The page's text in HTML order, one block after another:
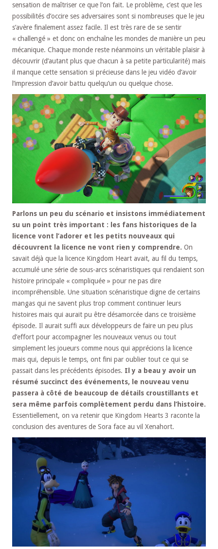
sensation de maîtriser ce que l’on fait. Le problème, c’est que les
possibilités d’occire ses adversaires sont si nombreuses que le jeu
s’avère finalement assez facile. Il est très rare de se sentir
« challengé » et donc on enchaîne les mondes de manière un peu
mécanique. Chaque monde reste néanmoins un véritable plaisir à
découvrir (d’autant plus que chacun à sa petite particularité) mais
il manque cette sensation si précieuse dans le jeu vidéo d’avoir
l’impression d’avoir battu quelqu’un ou quelque chose.
Parlons un peu du scénario et insistons immédiatement
su un point très important : les fans historiques de la
licence vont l’adorer et les petits nouveaux qui
découvrent la licence ne vont rien y comprendre. On
savait déjà que la licence Kingdom Heart avait, au fil du temps,
accumulé une série de sous-arcs scénaristiques qui rendaient son
histoire principale « compliquée » pour ne pas dire
incompréhensible. Une situation scénaristique digne de certains
mangas qui ne savent plus trop comment continuer leurs
histoires mais qui aurait pu être désamorcée dans ce troisième
épisode. Il aurait suffi aux développeurs de faire un peu plus
d’effort pour accompagner les nouveaux venus ou tout
simplement les joueurs comme nous qui apprécions la licence
mais qui, depuis le temps, ont fini par oublier tout ce qui se
passait dans les précédents épisodes. Il y a beau y avoir un
résumé succinct des événements, le nouveau venu
passera à côté de beaucoup de détails croustillants et
sera même parfois complètement perdu dans l’histoire.
Essentiellement, on va retenir que Kingdom Hearts 3 raconte la
conclusion des aventures de Sora face au vil Xenahort.